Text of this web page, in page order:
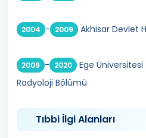
2004 - 2009 Akhisar Devlet
2009 - 2020
Ege Üniversitesi
Radyoloji Bölümü
Tıbbi İlgi Alanları